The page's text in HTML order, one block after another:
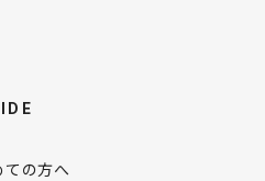
ての方へ